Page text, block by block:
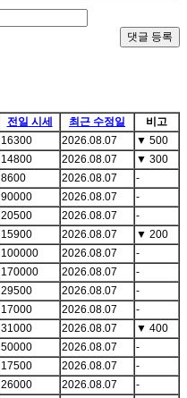
댓글 등록
전일 시세 최근 수정일
비고
16300 2026.08.07 ▼ 500
14800 2026.08.07 ▼ 300
8600 2026.08.07
-
90000 2026.08.07
-
20500 2026.08.07
-
15900 2026.08.07 ▼ 200
100000 2026.08.07
-
170000 2026.08.07
-
29500 2026.08.07
-
17000 2026.08.07
-
31000 2026.08.07 ▼ 400
50000 2026.08.07
-
17500 2026.08.07
-
26000 2026.08.07
-